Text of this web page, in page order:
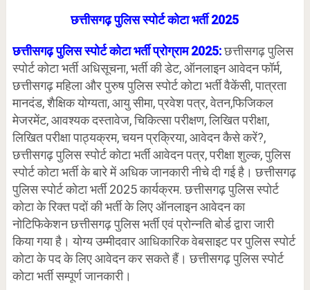
छत्तीसगढ़ पुलिस स्पोर्ट कोटा भर्ती 2025
छत्तीसगढ़ पुलिस स्पोर्ट कोटा भर्ती प्रोग्राम 2025:छत्तीसगढ़ पुलिस
स्पोर्ट कोटा भर्ती अधिसूचना, भर्ती की डेट, ऑनलाइन आवेदन फॉर्म,
छत्तीसगढ़ महिला और पुरुष पुलिस स्पोर्ट कोटा भर्ती वैकेंसी, पात्रता
मानदंड, शैक्षिक योग्यता, आयु सीमा, प्रवेश पत्र, वेतन,फिजिकल
मेजरमेंट, आवश्यक दस्तावेज, चिकित्सा परीक्षण, लिखित परीक्षा,
लिखित परीक्षा पाठ्यक्रम, चयन प्रक्रिया, आवेदन कैसे करें?,
छत्तीसगढ़ पुलिस स्पोर्ट कोटा भर्ती आवेदन पत्र, परीक्षा शुल्क, पुलिस
स्पोर्ट कोटा भर्ती के बारे में अधिक जानकारी नीचे दी गई है। छत्तीसगढ़
पुलिस स्पोर्ट कोटा भर्ती 2025 कार्यक्रम. छत्तीसगढ़ पुलिस स्पोर्ट
कोटा के रिक्त पदों की भर्ती के लिए ऑनलाइन आवेदन का
नोटिफिकेशन छत्तीसगढ़ पुलिस भर्ती एवं प्रोन्नति बोर्ड द्वारा जारी
किया गया है। योग्य उम्मीदवार आधिकारिक वेबसाइट पर पुलिस स्पोर्ट
कोटा के पद के लिए आवेदन कर सकते हैं। छत्तीसगढ़ पुलिस स्पोर्ट
कोटा भर्ती सम्पूर्ण जानकारी।